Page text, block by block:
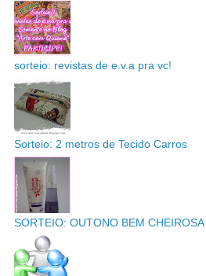
sorteio: revistas de e.v.a pra vc!
Sorteio: 2 metros de Tecido Carros
SORTEIO: OUTONO BEM CHEIROSA